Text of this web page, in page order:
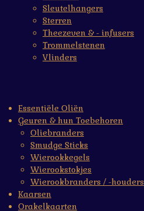
Sleutelhangers
Sterren
Theezeven & - infusers
Trommelstenen
Vlinders
Essentiële Oliën
Geuren & hun Toebehoren
Oliebranders
Smudge Sticks
Wierookkegels
Wierookstokjes
Wierookbranders / -houders
Kaarsen
Orakelkaarten